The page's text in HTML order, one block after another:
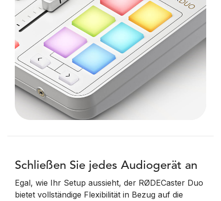
Schließen Sie jedes Audiogerät an
Egal, wie Ihr Setup aussieht, der RØDECaster Duo
bietet vollständige Flexibilität in Bezug auf die